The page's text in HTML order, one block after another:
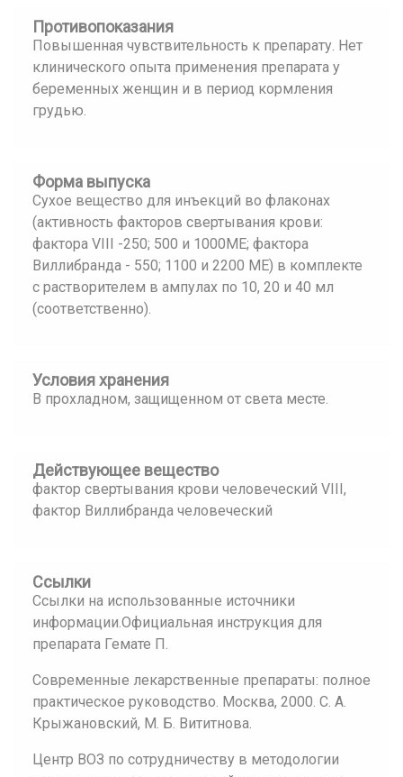
Противопоказания
Повышенная чувствительность к препарату. Нет
клинического опыта применения препарата у
беременных женщин и в период кормления
грудью.
Форма выпуска
Сухое вещество для инъекций во флаконах
(активность факторов свертывания крови:
фактора VIII -250; 500 и 1000ME; фактора
Виллибранда - 550; 1100 и 2200 ME) в комплекте
с растворителем в ампулах по 10, 20 и 40 мл
(соответственно).
Условия хранения
В прохладном, защищенном от света месте.
Действующее вещество
фактор свертывания крови человеческий VIII,
фактор Виллибранда человеческий
Ссылки
Ссылки на использованные источники
информации.Официальная инструкция для
препарата Гемате П.
Современные лекарственные препараты: полное
практическое руководство. Москва, 2000. С. А.
Крыжановский, М. Б. Вититнова.
Центр ВОЗ по сотрудничеству в методологии